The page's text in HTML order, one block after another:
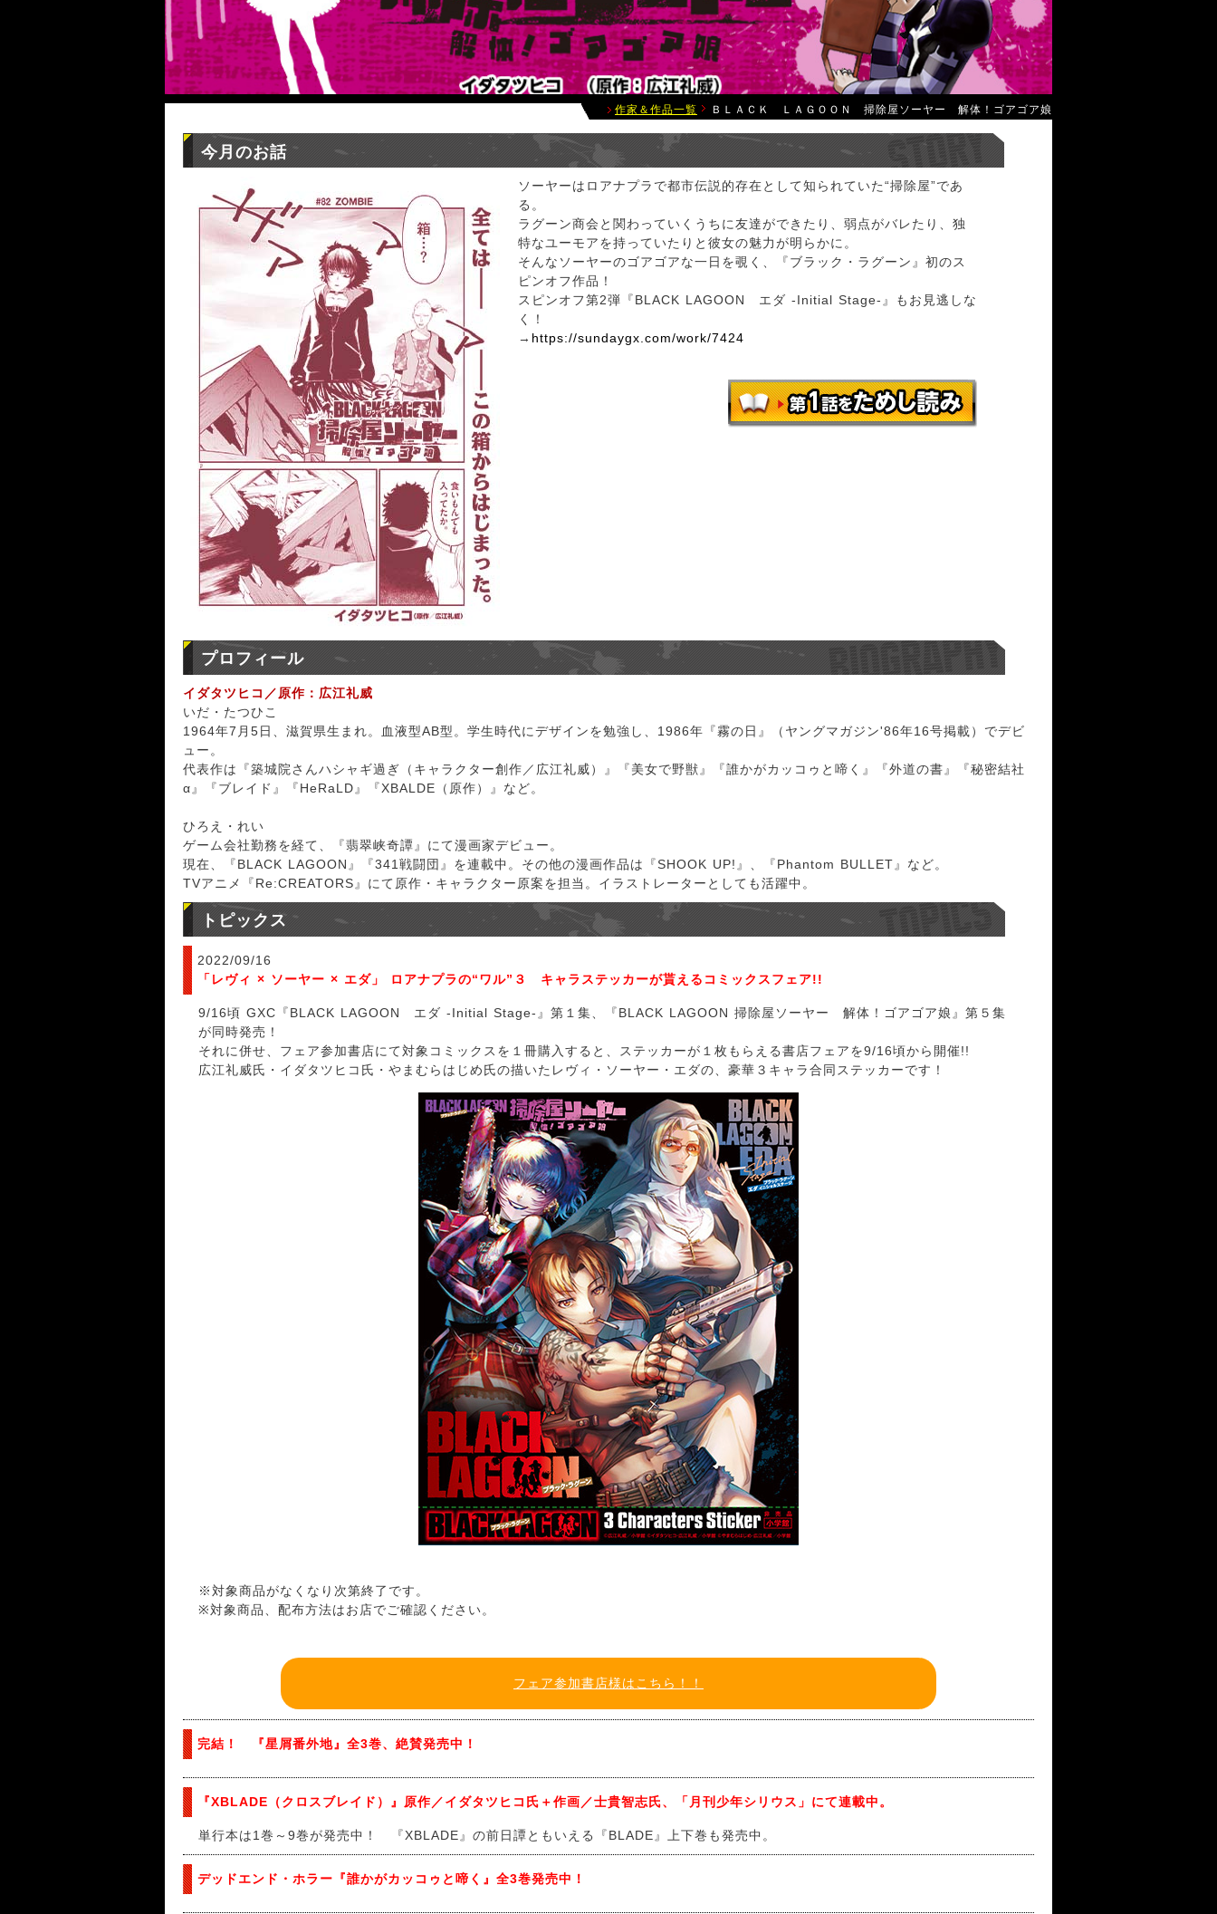
作家＆作品一覧 ＢＬＡＣＫ ＬＡＧＯＯＮ 掃除屋ソーヤー 解体！ゴアゴア娘
今月のお話
ソーヤーはロアナプラで都市伝説的存在として知られていた“掃除屋”であ
る。
ラグーン商会と関わっていくうちに友達ができたり、弱点がバレたり、独
特なユーモアを持っていたりと彼女の魅力が明らかに。
そんなソーヤーのゴアゴアな一日を覗く、『ブラック・ラグーン』初のス
ピンオフ作品！
スピンオフ第2弾『BLACK LAGOON エダ -Initial Stage-』もお見逃しな
く！
→ https://sundaygx.com/work/7424
プロフィール
イダタツヒコ／原作：広江礼威
いだ・たつひこ
1964年7月5日、滋賀県生まれ。血液型AB型。学生時代にデザインを勉強し、1986年『霧の日』（ヤングマガジン'86年16号掲載）でデビ
ュー。
代表作は『築城院さんハシャギ過ぎ（キャラクター創作／広江礼威）』『美女で野獣』『誰かがカッコゥと啼く』『外道の書』『秘密結社
α』『ブレイド』『HeRaLD』『XBALDE（原作）』など。
ひろえ・れい
ゲーム会社勤務を経て、『翡翠峡奇譚』にて漫画家デビュー。
現在、『BLACK LAGOON』『341戦闘団』を連載中。その他の漫画作品は『SHOOK UP!』、『Phantom BULLET』など。
TVアニメ『Re:CREATORS』にて原作・キャラクター原案を担当。イラストレーターとしても活躍中。
トピックス
2022/09/16
「レヴィ × ソーヤー × エダ」 ロアナプラの“ワル”３ キャラステッカーが貰えるコミックスフェア!!
9/16頃 GXC『BLACK LAGOON エダ -Initial Stage-』第１集、『BLACK LAGOON 掃除屋ソーヤー 解体！ゴアゴア娘』第５集
が同時発売！
それに併せ、フェア参加書店にて対象コミックスを１冊購入すると、ステッカーが１枚もらえる書店フェアを9/16頃から開催!!
広江礼威氏・イダタツヒコ氏・やまむらはじめ氏の描いたレヴィ・ソーヤー・エダの、豪華３キャラ合同ステッカーです！
※対象商品がなくなり次第終了です。
※対象商品、配布方法はお店でご確認ください。
フェア参加書店様はこちら！！
完結！ 『星屑番外地』全3巻、絶賛発売中！
『XBLADE（クロスブレイド）』原作／イダタツヒコ氏＋作画／士貴智志氏、「月刊少年シリウス」にて連載中。
単行本は1巻～9巻が発売中！ 『XBLADE』の前日譚ともいえる『BLADE』上下巻も発売中。
デッドエンド・ホラー『誰かがカッコゥと啼く』全3巻発売中！